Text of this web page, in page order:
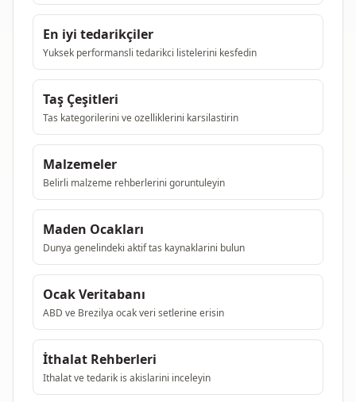
En iyi tedarikçiler
Yuksek performansli tedarikci listelerini kesfedin
Taş Çeşitleri
Tas kategorilerini ve ozelliklerini karsilastirin
Malzemeler
Belirli malzeme rehberlerini goruntuleyin
Maden Ocakları
Dunya genelindeki aktif tas kaynaklarini bulun
Ocak Veritabanı
ABD ve Brezilya ocak veri setlerine erisin
İthalat Rehberleri
Ithalat ve tedarik is akislarini inceleyin